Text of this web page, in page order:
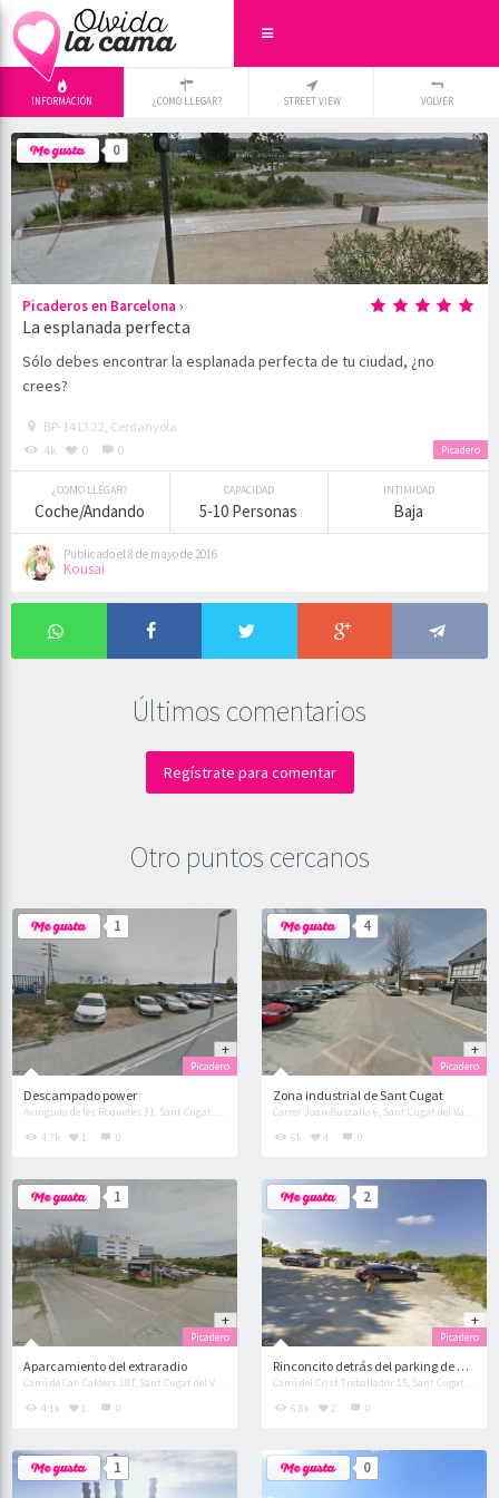
INFORMACIÓN ¿COMO LLEGAR? STREET VIEW VOLVER
0
Picaderos en Barcelona ›
La esplanada perfecta
Sólo debes encontrar la esplanada perfecta de tu ciudad, ¿no
crees?
Picadero
BP-1413 22, Cerdanyola
4k
0 0
¿COMO LLEGAR?
Coche/Andando
CAPACIDAD
5-10 Personas
INTIMIDAD
Baja
Publicado el 8 de mayo de 2016
Kousai
Últimos comentarios
Regístrate para comentar
Otro puntos cercanos
1
Descampado power
Picadero
4.7k 1 0
4
Zona industrial de Sant Cugat
Picadero
6k 4 0
1
Aparcamiento del extraradio
Picadero
4.1k 1 0
2
Rinconcito detrás del parking de Escola Avenç
Picadero
6.8k 2 0
1 0
-